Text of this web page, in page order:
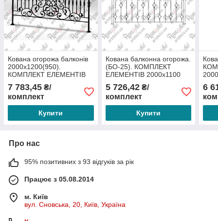
Кована огорожа балконів
2000х1200(950).
КОМПЛЕКТ ЕЛЕМЕНТІВ
7 783,45 ₴/
комплект
Купити
Кована балконна огорожа.
(БО-25). КОМПЛЕКТ
ЕЛЕМЕНТІВ 2000х1100
5 726,42₴/
комплект
Купити
6
Про нас
95% позитивних з 93 відгуків за рік
Працює з 05.08.2014
м. Київ
вул. Сновська, 20, Київ, Україна